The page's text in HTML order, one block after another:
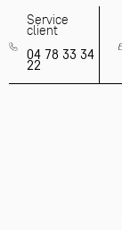
Service
client
04 78 33 34
22